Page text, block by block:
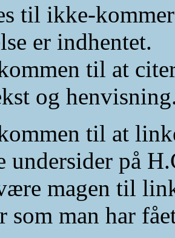
til ikke-
er indhentet.
til at
og
til at
undersider på
magen til
som man har